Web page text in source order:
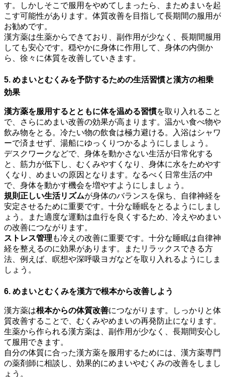
す。しかしそこで服用をやめてしまったら、まためまいを起
こす可能性があります。体質改善を目指して長期間の服用が
お勧めです。
漢方薬は生薬からできており、副作用が少なく、長期間服用
しても安心です。穏やかに身体に作用して、身体の内側か
ら、徐々に体質を改善していきます。
5. めまいとむくみを予防するための生活習慣と漢方の相乗
効果
漢方薬を服用するとともに体を温める習慣を取り入れること
で、さらにめまい改善の効果が高まります。温かい食べ物や
飲み物をとる。冷たい物の飲食は極力避ける。入浴はシャワ
ーで済ませず、湯船にゆっくりつかるようにしましょう。
デスクワークなどで、身体を動かさない生活が日常化する
と、筋力が低下し、むくみやすくなり、身体に水をためやす
くなり、めまいの原因となります。なるべく日常生活の中
で、身体を動かす機会を増やすようにしましょう。
規則正しい生活リズムが身体のバランスを保ち、自律神経を
安定させるために重要です。十分な睡眠をとるようにしまし
ょう。また適度な運動は血行を良くするため、冷えやめまい
の改善につながります。
ストレス管理 も冷えの改善に重要です。十分な睡眠は自律神
経を整えるのに効果があります。またリラックスできる方
法、例えば、瞑想や深呼吸ヨガなどを取り入れるようにしま
しょう。
6. めまいとむくみを漢方で根本から改善しよう
漢方薬は根本からの体質改善につながります。しっかりと体
質改善することで、むくみやめまいの再発防止になります。
生薬から作られる漢方薬は、副作用が少なく、長期間安心し
て服用できます。
自分の体質に合った漢方薬を服用するためには、漢方薬専門
の薬剤師に相談し、効果的にめまいやむくみの改善をしまし
ょう。